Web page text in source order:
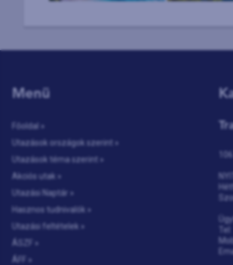
Menü
Főoldal »
Utazások országok szerint »
Utazások téma szerint »
Akciós utak »
Utazási Naptár »
Hasznos tudnivalók »
Utazási feltételek »
ÁSZF »
ÁFF »
Tel: